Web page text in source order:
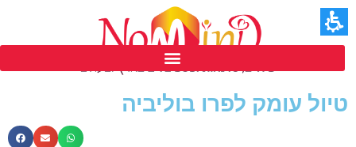
טיול עומק לפרו בוליביה